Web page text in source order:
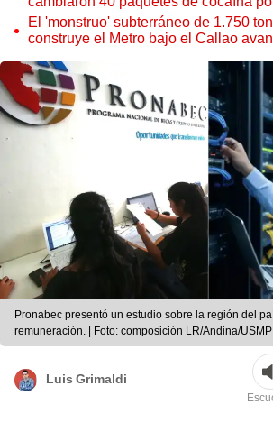
El 'monstruo' subterráneo de 1.750
construye el Metro bajo el Callao
Pronabec presentó un estudio sobre la región del
remuneración. | Foto: composición LR/Andina/USMP
Luis Grimaldi